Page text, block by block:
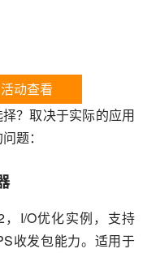
活动查看
？取决于实际的应用
题：
I/O优化实例，支持
收发包能力。适用于